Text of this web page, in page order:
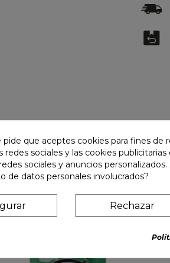
que aceptes cookies para fines de
redes sociales y las cookies
sociales y anuncios
de datos personales involucrados?
Rechazar